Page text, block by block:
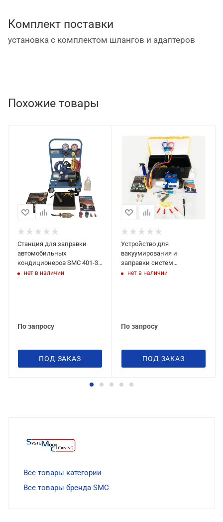
Комплект поставки
установка с комплектом шлангов и адаптеров
Похожие товары
Станция для заправки
автомобильных
кондиционеров SMC 401-3
без зарядной колбы
нет в наличии
По запросу
ПОД ЗАКАЗ
Устройство для
вакуумирования и
заправки систем
кондиционирования SMC-
нет в наличии
По запросу
ПОД ЗАКАЗ
Все товары категории
Все товары бренда SMC